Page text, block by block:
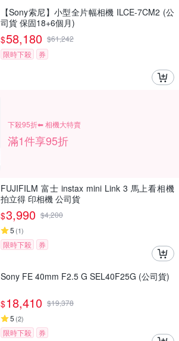
【Sony索尼】小型全片幅相機 ILCE-7CM2 (公
司貨 保固18+6個月)
$58,180 $61,242
限時下殺
券
下殺95折⬅︎ 相機大特賣
滿1件享95折
FUJIFILM 富士 instax mini Link 3 馬上看相機
拍立得 印相機 公司貨
$3,990 $4,200
5 (1)
限時下殺 券
Sony FE 40mm F2.5 G SEL40F25G (公司貨)
$18,410 $19,378
5 (2)
限時下殺 券